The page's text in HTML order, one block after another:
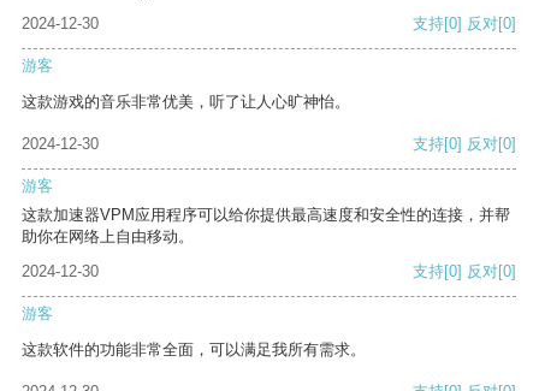
2024-12-30
支持[0] 反对[0]
游客
这款游戏的音乐非常优美，听了让人心旷神怡。
2024-12-30 支持[0] 反对[0]
游客
这款加速器VPM应用程序可以给你提供最高速度和安全性的连接，并帮
助你在网络上自由移动。
2024-12-30
支持[0] 反对[0]
游客
这款软件的功能非常全面，可以满足我所有需求。